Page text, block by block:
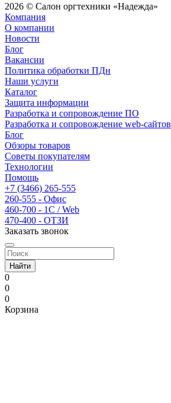
2026 © Салон оргтехники «Надежда»
Компания
О компании
Новости
Блог
Вакансии
Политика обработки ПДн
Наши услуги
Каталог
Защита информации
Разработка и сопровождение ПО
Разработка и сопровождение web-сайтов
Блог
Обзоры товаров
Советы покупателям
Технологии
Помощь
+7 (3466) 265-555
260-555 - Офис
460-700 - 1C / Web
470-400 - ОТЗИ
Заказать звонок
Найти
0
0
0
Корзина